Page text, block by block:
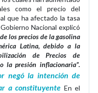
como el precio del
que ha afectado la tasa
Nacional explicó
los precios de la gasolina
Latina, debido a la
de Precios de
la presión inflacionaria”.
negó la intención de
a constituyente En el